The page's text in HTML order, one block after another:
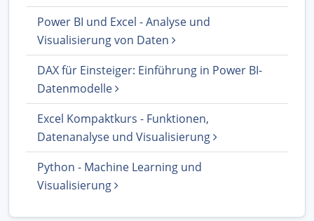
Power BI und Excel - Analyse und
Visualisierung von Daten
DAX für Einsteiger: Einführung in Power BI-
Datenmodelle
Excel Kompaktkurs - Funktionen,
Datenanalyse und Visualisierung
Python - Machine Learning und
Visualisierung